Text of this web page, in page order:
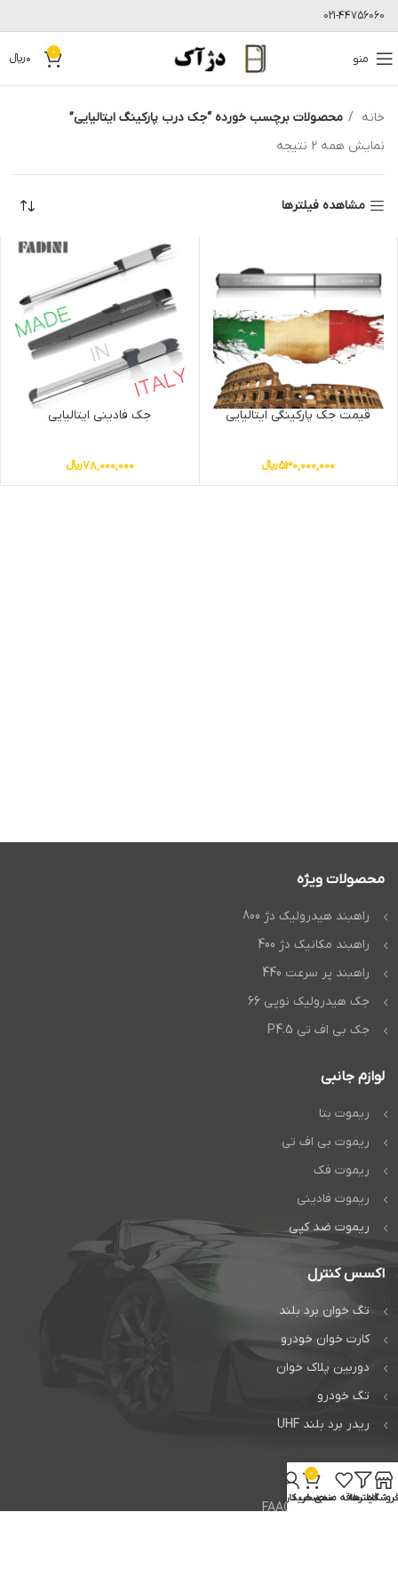
021-44756060
منو 0
0﷼
خانه
محصولات برچسب خورده “جک درب پارکینگ ایتالیایی”
نمایش همه 2 نتیجه
مشاهده فیلترها
قیمت جک پارکینگی ایتالیایی
530,000,000﷼
جک فادینی ایتالیایی
78,000,000﷼
محصولات ویژه
راهبند هیدرولیک دژ 800
راهبند مکانیک دژ 400
راهبند پر سرعت 440
جک هیدرولیک نوپی 66
جک بی اف تی P4.5
لوازم جانبی
ریموت بتا
ریموت بی اف تی
ریموت فک
ریموت فادینی
ریموت ضد کپی
اکسس کنترل
تگ خوان برد بلند
کارت خوان خودرو
دوربین پلاک خوان
تگ خودرو
ریدر برد بلند UHF
خدمات
تعمیر جک فک FAAC
فروشگاهفیلترهاعلاقه مندی
0
سبد خرید
حساب کاربری من